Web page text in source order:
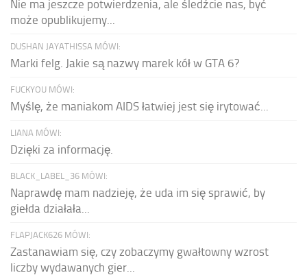
Nie ma jeszcze potwierdzenia, ale śledźcie nas, być
może opublikujemy...
DUSHAN JAYATHISSA MÓWI:
Marki felg. Jakie są nazwy marek kół w GTA 6?
FUCKYOU MÓWI:
Myślę, że maniakom AIDS łatwiej jest się irytować...
LIANA MÓWI:
Dzięki za informację.
BLACK_LABEL_36 MÓWI:
Naprawdę mam nadzieję, że uda im się sprawić, by
giełda działała...
FLAPJACK626 MÓWI:
Zastanawiam się, czy zobaczymy gwałtowny wzrost
liczby wydawanych gier...